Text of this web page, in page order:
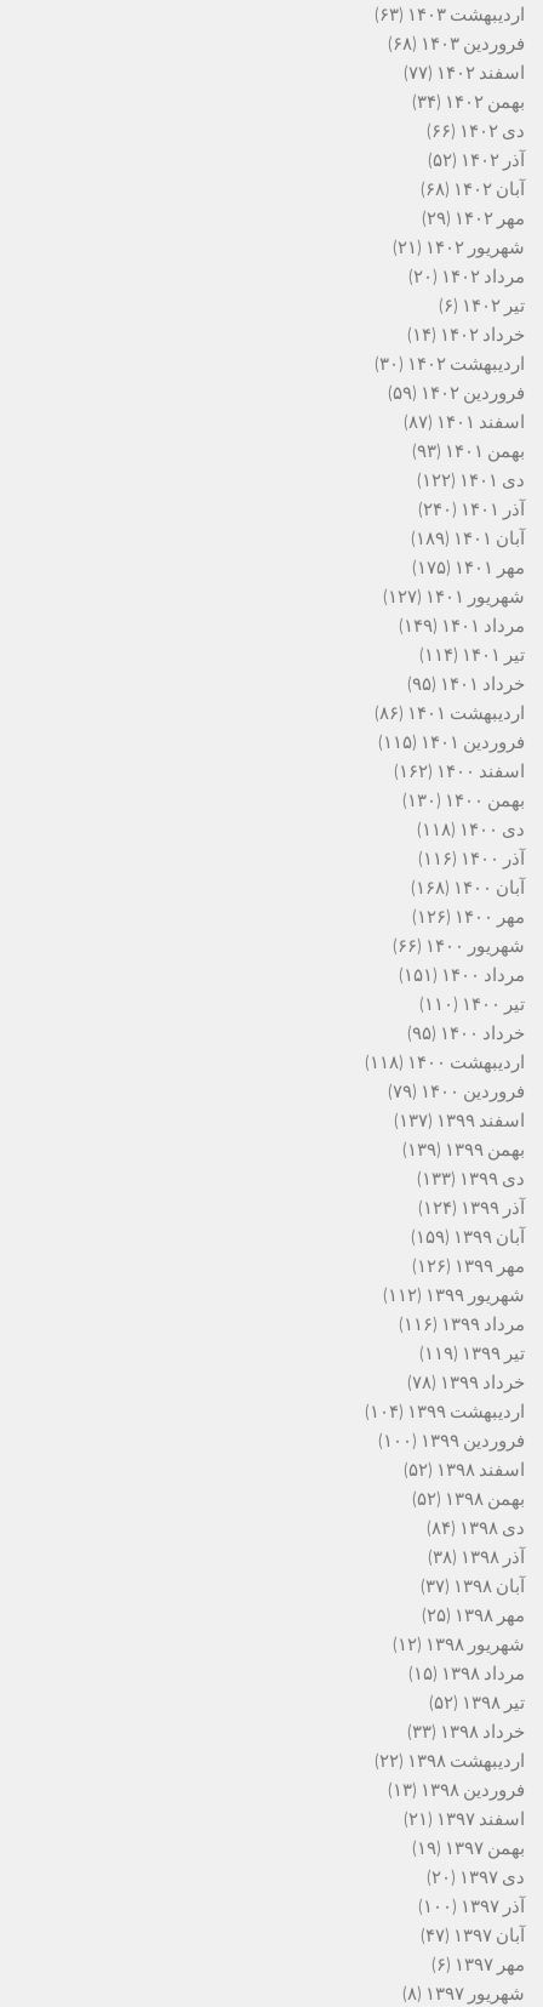
اردیبهشت ۱۴۰۳
(۶۳)
فروردین ۱۴۰۳
(۶۸)
اسفند ۱۴۰۲
(۷۷)
بهمن ۱۴۰۲
(۳۴)
دی ۱۴۰۲
(۶۶)
آذر ۱۴۰۲
(۵۲)
آبان ۱۴۰۲
(۶۸)
مهر ۱۴۰۲
(۲۹)
شهریور ۱۴۰۲
(۲۱)
مرداد ۱۴۰۲
(۲۰)
تیر ۱۴۰۲
(۶)
خرداد ۱۴۰۲
(۱۴)
اردیبهشت ۱۴۰۲
(۳۰)
فروردین ۱۴۰۲
(۵۹)
اسفند ۱۴۰۱
(۸۷)
بهمن ۱۴۰۱
(۹۳)
دی ۱۴۰۱
(۱۲۲)
آذر ۱۴۰۱
(۲۴۰)
آبان ۱۴۰۱
(۱۸۹)
مهر ۱۴۰۱
(۱۷۵)
شهریور ۱۴۰۱
(۱۲۷)
مرداد ۱۴۰۱
(۱۴۹)
تیر ۱۴۰۱
(۱۱۴)
خرداد ۱۴۰۱
(۹۵)
اردیبهشت ۱۴۰۱
(۸۶)
فروردین ۱۴۰۱
(۱۱۵)
اسفند ۱۴۰۰
(۱۶۲)
بهمن ۱۴۰۰
(۱۳۰)
دی ۱۴۰۰
(۱۱۸)
آذر ۱۴۰۰
(۱۱۶)
آبان ۱۴۰۰
(۱۶۸)
مهر ۱۴۰۰
(۱۲۶)
شهریور ۱۴۰۰
(۶۶)
مرداد ۱۴۰۰
(۱۵۱)
تیر ۱۴۰۰
(۱۱۰)
خرداد ۱۴۰۰
(۹۵)
اردیبهشت ۱۴۰۰
(۱۱۸)
فروردین ۱۴۰۰
(۷۹)
اسفند ۱۳۹۹
(۱۳۷)
بهمن ۱۳۹۹
(۱۳۹)
دی ۱۳۹۹
(۱۳۳)
آذر ۱۳۹۹
(۱۲۴)
آبان ۱۳۹۹
(۱۵۹)
مهر ۱۳۹۹
(۱۲۶)
شهریور ۱۳۹۹
(۱۱۲)
مرداد ۱۳۹۹
(۱۱۶)
تیر ۱۳۹۹
(۱۱۹)
خرداد ۱۳۹۹
(۷۸)
اردیبهشت ۱۳۹۹
(۱۰۴)
فروردین ۱۳۹۹
(۱۰۰)
اسفند ۱۳۹۸
(۵۲)
بهمن ۱۳۹۸
(۵۲)
دی ۱۳۹۸
(۸۴)
آذر ۱۳۹۸
(۳۸)
آبان ۱۳۹۸
(۳۷)
مهر ۱۳۹۸
(۲۵)
شهریور ۱۳۹۸
(۱۲)
مرداد ۱۳۹۸
(۱۵)
تیر ۱۳۹۸
(۵۲)
خرداد ۱۳۹۸
(۳۳)
اردیبهشت ۱۳۹۸
(۲۲)
فروردین ۱۳۹۸
(۱۳)
اسفند ۱۳۹۷
(۲۱)
بهمن ۱۳۹۷
(۱۹)
دی ۱۳۹۷
(۲۰)
آذر ۱۳۹۷
(۱۰۰)
آبان ۱۳۹۷
(۴۷)
مهر ۱۳۹۷
(۶)
شهریور ۱۳۹۷
(۸)